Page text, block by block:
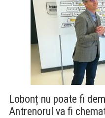
Lobonț nu poate fi
Antrenorul va fi